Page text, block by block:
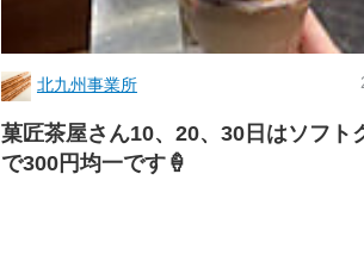
北九州事業所
菓匠茶屋さん10、20、30日はソフト
で300円均一です🍦